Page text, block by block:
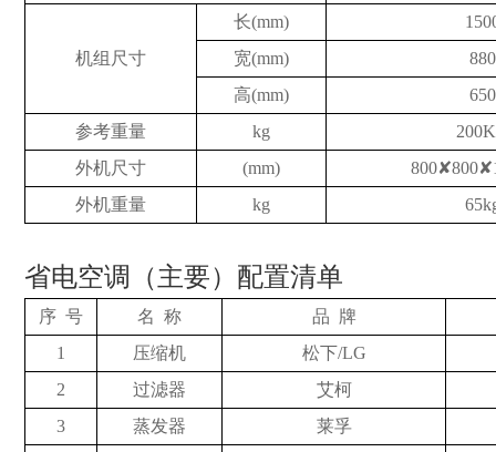
机组尺寸
长(mm) 1 5
宽(mm) 880
高(mm) 650
参考重量
kg
外机尺寸
(mm)
外机重量
kg 6
省电空调（主要）配置清单
序 号 名 称 品 牌
1
压缩机 松下/LG
2
过滤器
艾柯
3
蒸发器
莱孚